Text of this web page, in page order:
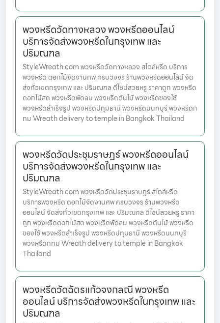
พวงหรีดวัดทางหลวง พวงหรีดออนไลน์
บริการจัดส่งพวงหรีดในกรุงเทพ และ
ปริมณฑล
StyleWreath.com พวงหรีดวัดทางหลวง สไตล์หรีด บริการ
พวงหรีด ดอกไม้จัดงานศพ ครบวงจร ร้านพวงหรีดออนไลน์ จัด
ส่งทั่วเขตกรุงเทพ และ ปริมณฑล ดีไซน์สวยหรู ราคาถูก พวงหรีด
ดอกไม้สด พวงหรีดพัดลม พวงหรีดต้นไม้ พวงหรีดของใช้
พวงหรีดสำเร็จรูป พวงหรีดปทุมธานี พวงหรีดนนทบุรี พวงหรีดก
ทม Wreath delivery to temple in Bangkok Thailand
พวงหรีดวัดประชุมราษฎร์ พวงหรีดออนไลน์
บริการจัดส่งพวงหรีดในกรุงเทพ และ
ปริมณฑล
StyleWreath.com พวงหรีดวัดประชุมราษฎร์ สไตล์หรีด
บริการพวงหรีด ดอกไม้จัดงานศพ ครบวงจร ร้านพวงหรีด
ออนไลน์ จัดส่งทั่วเขตกรุงเทพ และ ปริมณฑล ดีไซน์สวยหรู ราคา
ถูก พวงหรีดดอกไม้สด พวงหรีดพัดลม พวงหรีดต้นไม้ พวงหรีด
ของใช้ พวงหรีดสำเร็จรูป พวงหรีดปทุมธานี พวงหรีดนนทบุรี
พวงหรีดกทม Wreath delivery to temple in Bangkok
Thailand
พวงหรีดวัดฉัตรแก้วจงกลณี พวงหรีด
ออนไลน์ บริการจัดส่งพวงหรีดในกรุงเทพ และ
ปริมณฑล